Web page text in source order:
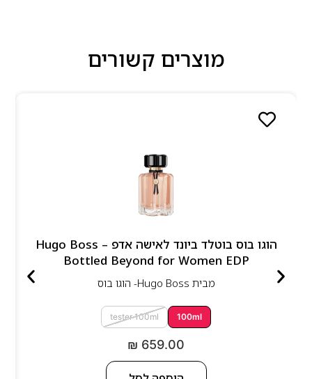
מוצרים קשורים
הוגו בוס בוטלד ביונד לאישה אדפ – Hugo Boss
Bottled Beyond for Women EDP
מבית Hugo Boss- הוגו בוס
100ml
tester 100ml
₪ 659.00